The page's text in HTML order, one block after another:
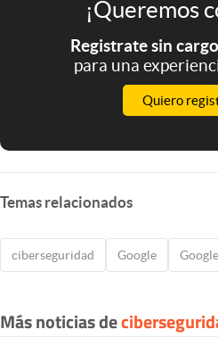
¡Queremos
Registrate sin
para una
Quiero
Temas relacionados
ciberseguridad Google
Más noticias de